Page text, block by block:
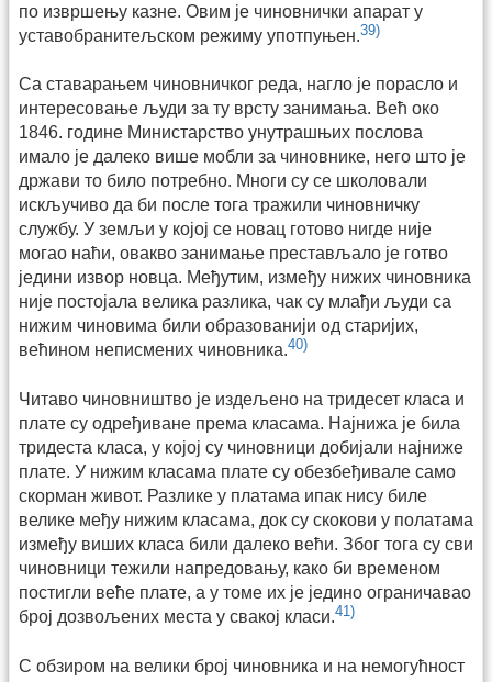
по извршењу казне. Овим је чиновнички апарат у
уставобранитељском режиму употпуњен.39)
Са ставарањем чиновничког реда, нагло је порасло и
интересовање људи за ту врсту занимања. Већ око
1846. године Министарство унутрашњих послова
имало је далеко више мобли за чиновнике, него што је
држави то било потребно. Многи су се школовали
искључиво да би после тога тражили чиновничку
службу. У земљи у којој се новац готово нигде није
могао наћи, овакво занимање престављало је готво
једини извор новца. Међутим, између нижих чиновника
није постојала велика разлика, чак су млађи људи са
нижим чиновима били образованији од старијих,
већином неписмених чиновника.40)
Читаво чиновништво је издељено на тридесет класа и
плате су одређиване према класама. Најнижа је била
тридеста класа, у којој су чиновници добијали најниже
плате. У нижим класама плате су обезбеђивале само
скорман живот. Разлике у платама ипак нису биле
велике међу нижим класама, док су скокови у полатама
између виших класа били далеко већи. Због тога су сви
чиновници тежили напредовању, како би временом
постигли веће плате, а у томе их је једино ограничавао
број дозвољених места у свакој класи.41)
С обзиром на велики број чиновника и на немогућност